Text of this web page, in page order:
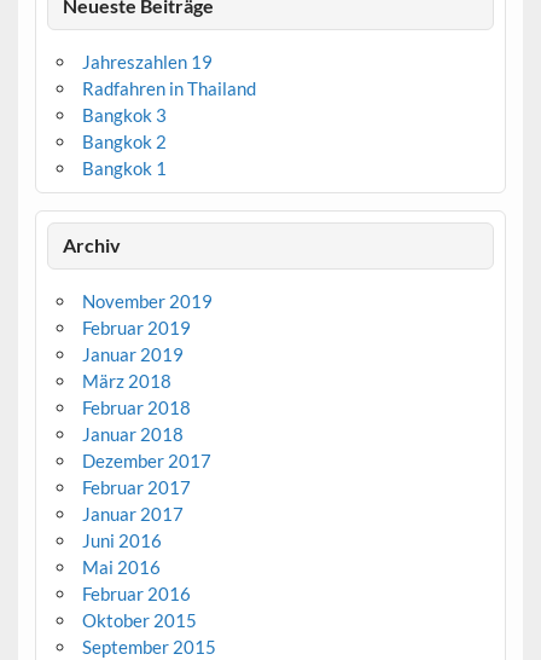
Neueste Beiträge
Jahreszahlen 19
Radfahren in Thailand
Bangkok 3
Bangkok 2
Bangkok 1
Archiv
November 2019
Februar 2019
Januar 2019
März 2018
Februar 2018
Januar 2018
Dezember 2017
Februar 2017
Januar 2017
Juni 2016
Mai 2016
Februar 2016
Oktober 2015
September 2015